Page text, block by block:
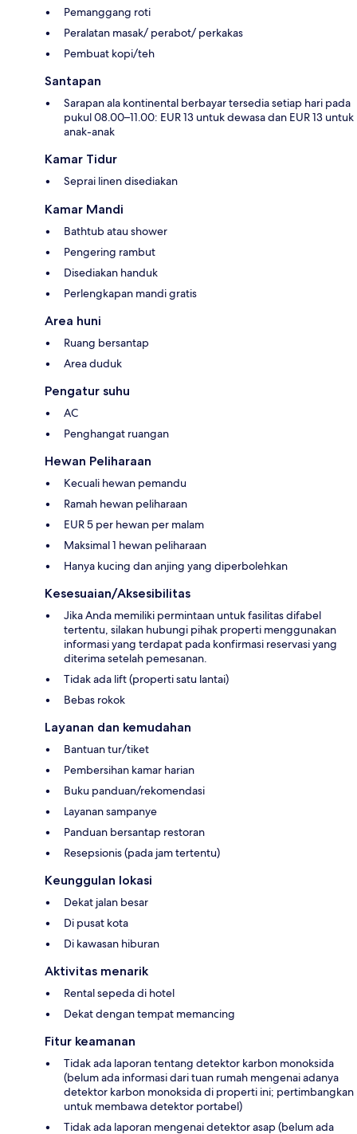
Pemanggang roti
Peralatan masak/ perabot/ perkakas
Pembuat kopi/teh
Santapan
Sarapan ala kontinental berbayar tersedia setiap hari pada
pukul 08.00–11.00: EUR 13 untuk dewasa dan EUR 13 untuk
anak-anak
Kamar Tidur
Seprai linen disediakan
Kamar Mandi
Bathtub atau shower
Pengering rambut
Disediakan handuk
Perlengkapan mandi gratis
Area huni
Ruang bersantap
Area duduk
Pengatur suhu
AC
Penghangat ruangan
Hewan Peliharaan
Kecuali hewan pemandu
Ramah hewan peliharaan
EUR 5 per hewan per malam
Maksimal 1 hewan peliharaan
Hanya kucing dan anjing yang diperbolehkan
Kesesuaian/Aksesibilitas
Jika Anda memiliki permintaan untuk fasilitas difabel
tertentu, silakan hubungi pihak properti menggunakan
informasi yang terdapat pada konfirmasi reservasi yang
diterima setelah pemesanan.
Tidak ada lift (properti satu lantai)
Bebas rokok
Layanan dan kemudahan
Bantuan tur/tiket
Pembersihan kamar harian
Buku panduan/rekomendasi
Layanan sampanye
Panduan bersantap restoran
Resepsionis (pada jam tertentu)
Keunggulan lokasi
Dekat jalan besar
Di pusat kota
Di kawasan hiburan
Aktivitas menarik
Rental sepeda di hotel
Dekat dengan tempat memancing
Fitur keamanan
Tidak ada laporan tentang detektor karbon monoksida
(belum ada informasi dari tuan rumah mengenai adanya
detektor karbon monoksida di properti ini; pertimbangkan
untuk membawa detektor portabel)
Tidak ada laporan mengenai detektor asap (belum ada